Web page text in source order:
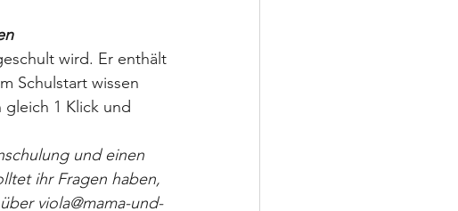
wird. Er enthält
Schulstart wissen
1 Klick und
und einen
ihr Fragen haben,
viola@mama-und-